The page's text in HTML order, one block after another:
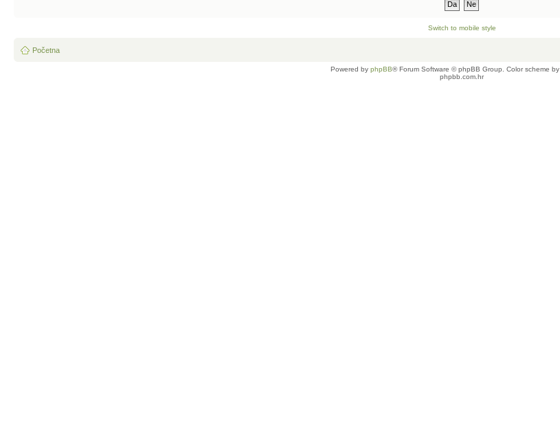
Switch to mobile style
Početna
Powered by phpBB® Forum Software © phpBB Group. Color scheme by
phpbb.com.hr